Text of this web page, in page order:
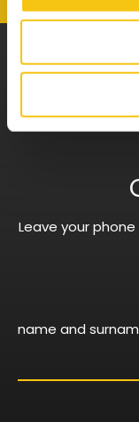
Leave your
name and